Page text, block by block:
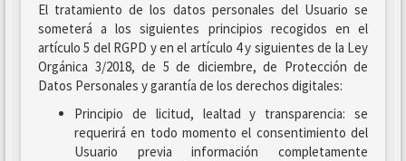
El tratamiento de los datos personales del Usuario se
someterá a los siguientes principios recogidos en el
artículo 5 del RGPD y en el artículo 4 y siguientes de la Ley
Orgánica 3/2018, de 5 de diciembre, de Protección de
Datos Personales y garantía de los derechos digitales:
Principio de licitud, lealtad y transparencia: se
requerirá en todo momento el consentimiento del
Usuario previa información completamente